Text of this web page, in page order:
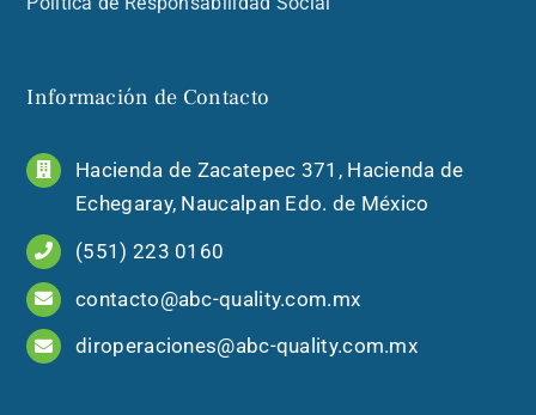
Información de Contacto
Hacienda de Zacatepec 371, Hacienda de
Echegaray, Naucalpan Edo. de México
(551) 223 0160
contacto@abc-quality.com.mx
diroperaciones@abc-quality.com.mx